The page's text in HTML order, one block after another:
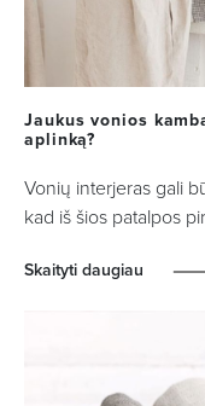
Jaukus vonios
aplinką?
Vonių interjeras gali
kad iš šios patalpos
Skaityti daugiau